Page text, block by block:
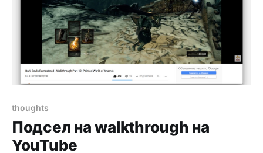
thoughts
Подсел на walkthrough на
YouTube